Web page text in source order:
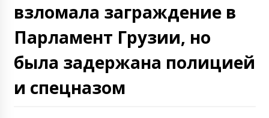
взломала заграждение в
Парламент Грузии, но
была задержана полицией
и спецназом